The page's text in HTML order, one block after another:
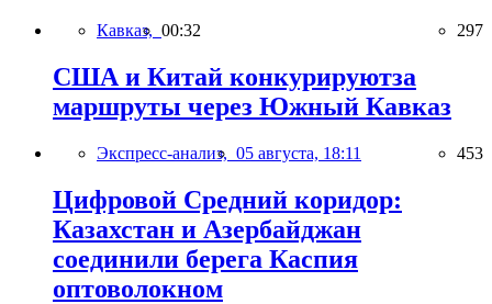
Кавказ, 00:32 297
США и Китай конкурируютза
маршруты через Южный Кавказ
Экспресс-анализ, 05 августа, 18:11 453
Цифровой Средний коридор:
Казахстан и Азербайджан
соединили берега Каспия
оптоволокном